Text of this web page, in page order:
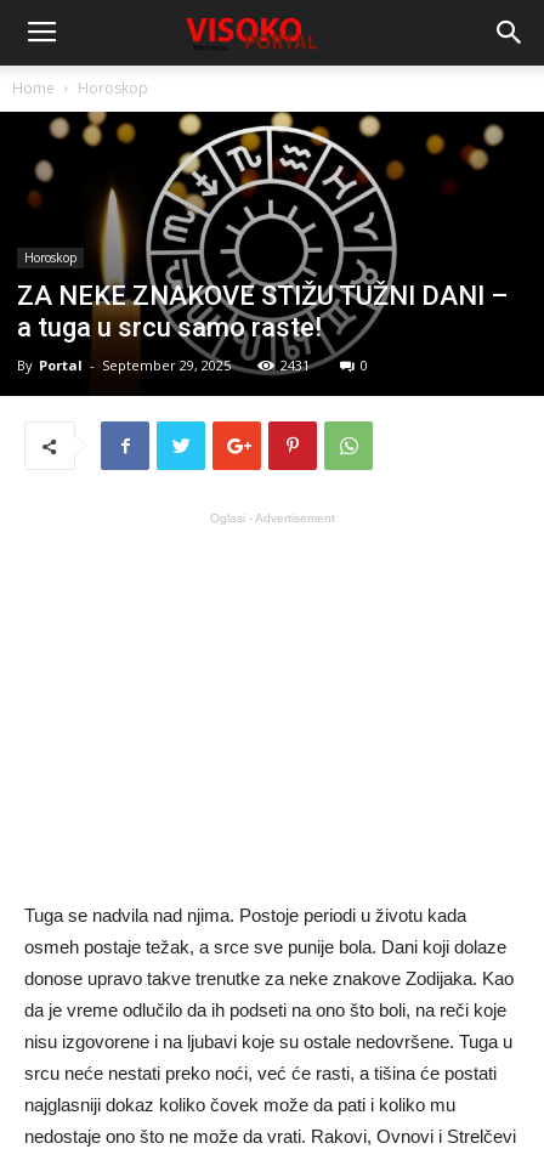
Home Horoskop
Horoskop
ZA NEKE ZNAKOVE STIŽU TUŽNI DANI –
a tuga u srcu samo raste!
By Portal - September 29, 2025 2431 0
Oglasi - Advertisement
Tuga se nadvila nad njima. Postoje periodi u životu kada
osmeh postaje težak, a srce sve punije bola. Dani koji dolaze
donose upravo takve trenutke za neke znakove Zodijaka. Kao
da je vreme odlučilo da ih podseti na ono što boli, na reči koje
nisu izgovorene i na ljubavi koje su ostale nedovršene. Tuga u
srcu neće nestati preko noći, već će rasti, a tišina će postati
najglasniji dokaz koliko čovek može da pati i koliko mu
nedostaje ono što ne može da vrati. Rakovi, Ovnovi i Strelčevi